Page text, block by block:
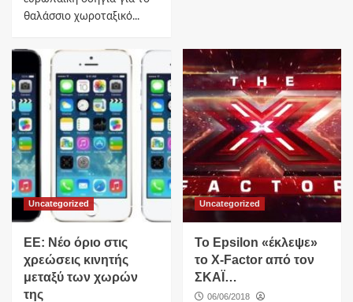
θαλάσσιο χωροταξικό...
Uncategorized
ΕΕ: Νέο όριο στις
χρεώσεις κινητής
μεταξύ των χωρών
της
Uncategorized
Το Epsilon «έκλεψε»
το Χ-Factor από τον
ΣΚΑΪ…
06/06/2018